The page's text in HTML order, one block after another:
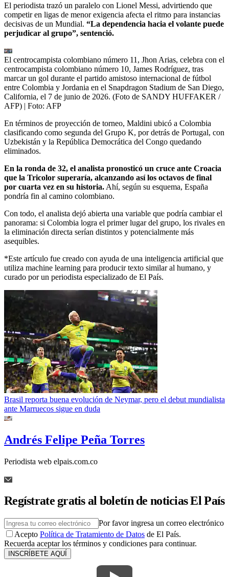
El periodista trazó un paralelo con Lionel Messi, advirtiendo que
competir en ligas de menor exigencia afecta el ritmo para instancias
decisivas de un Mundial. “La dependencia hacia el volante puede
perjudicar al grupo”, sentenció.
El centrocampista colombiano número 11, Jhon Arias, celebra con el
centrocampista colombiano número 10, James Rodríguez, tras
marcar un gol durante el partido amistoso internacional de fútbol
entre Colombia y Jordania en el Snapdragon Stadium de San Diego,
California, el 7 de junio de 2026. (Foto de SANDY HUFFAKER /
AFP) | Foto: AFP
En términos de proyección de torneo, Maldini ubicó a Colombia
clasificando como segunda del Grupo K, por detrás de Portugal, con
Uzbekistán y la República Democrática del Congo quedando
eliminados.
En la ronda de 32, el analista pronosticó un cruce ante Croacia
que la Tricolor superaría, alcanzando así los octavos de final
por cuarta vez en su historia. Ahí, según su esquema, España
pondría fin al camino colombiano.
Con todo, el analista dejó abierta una variable que podría cambiar el
panorama: si Colombia logra el primer lugar del grupo, los rivales en
la eliminación directa serían distintos y potencialmente más
asequibles.
*Este artículo fue creado con ayuda de una inteligencia artificial que
utiliza machine learning para producir texto similar al humano, y
curado por un periodista especializado de El País.
Brasil reporta buena evolución de Neymar, pero el debut mundialista
ante Marruecos sigue en duda
Andrés Felipe Peña Torres
Periodista web elpais.com.co
Regístrate gratis al boletín de noticias El País
Por favor ingresa un correo electrónico
Acepto Política de Tratamiento de Datos de El País.
Recuerda aceptar los términos y condiciones para continuar.
INSCRÍBETE AQUÍ